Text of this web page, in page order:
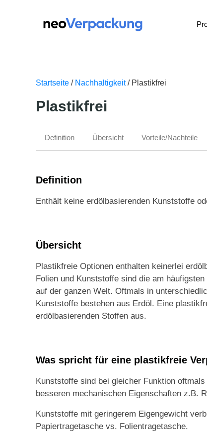
Startseite / Nachhaltigkeit/ Plastikfrei
Plastikfrei
Definition Übersicht Vorteile/Nachteile
Definition
Enthält keine erdölbasierenden Kunststoffe
Übersicht
Plastikfreie Optionen enthalten keinerlei
Folien und Kunststoffe sind die am
auf der ganzen Welt. Oftmals in
Kunststoffe bestehen aus Erdöl. Eine
erdölbasierenden Stoffen aus.
Was spricht für eine plastikfreie
Kunststoffe sind bei gleicher Funktion
besseren mechanischen Eigenschaften z.B.
Kunststoffe mit geringerem Eigengewicht
Papiertragetasche vs. Folientragetasche.